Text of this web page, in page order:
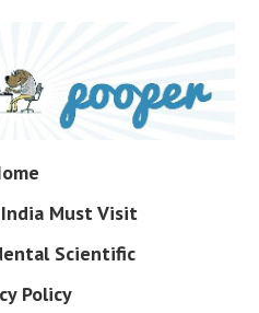
Must Visit
Scientific
Policy